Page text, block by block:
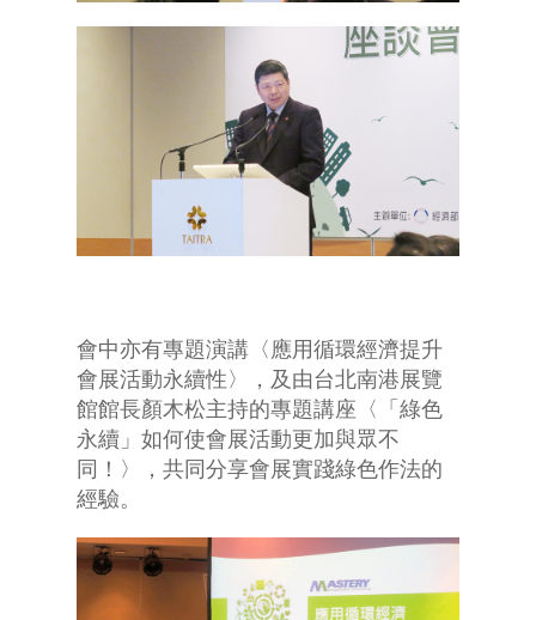
會中亦有專題演講〈應用循環經濟提升
會展活動永續性〉，及由台北南港展覽
館館長顏木松主持的專題講座〈「綠色
永續」如何使會展活動更加與眾不
同！〉，共同分享會展實踐綠色作法的
經驗。